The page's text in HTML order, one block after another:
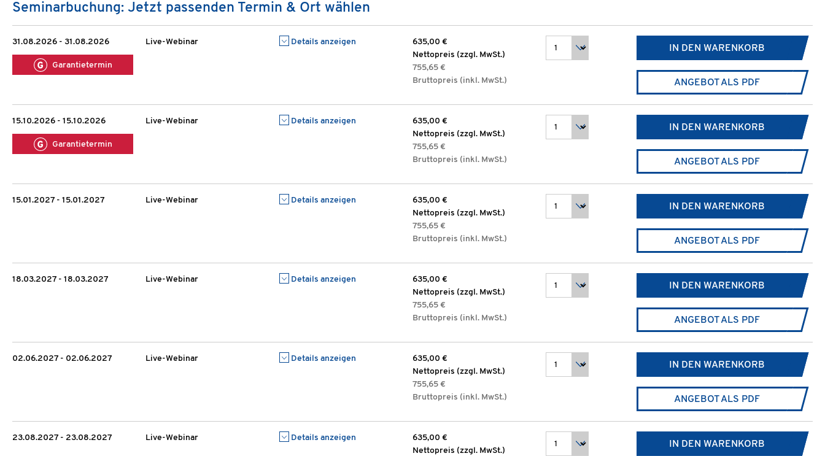
Seminarbuchung: Jetzt passenden Termin & Ort wählen
31.08.2026 - 31.08.2026
Garantietermin
Live-Webinar Details anzeigen
635,00 €
Nettopreis (zzgl. MwSt.)
755,65 €
Bruttopreis (inkl. MwSt.)
IN DEN WARENKORB
ANGEBOT ALS PDF
15.10.2026 - 15.10.2026
Garantietermin
Live-Webinar Details anzeigen
635,00 €
Nettopreis (zzgl. MwSt.)
755,65 €
Bruttopreis (inkl. MwSt.)
IN DEN WARENKORB
ANGEBOT ALS PDF
15.01.2027 - 15.01.2027 Live-Webinar Details anzeigen
635,00 €
Nettopreis (zzgl. MwSt.)
755,65 €
Bruttopreis (inkl. MwSt.)
IN DEN WARENKORB
ANGEBOT ALS PDF
18.03.2027 - 18.03.2027 Live-Webinar Details anzeigen
635,00 €
Nettopreis (zzgl. MwSt.)
755,65 €
Bruttopreis (inkl. MwSt.)
IN DEN WARENKORB
ANGEBOT ALS PDF
02.06.2027 - 02.06.2027 Live-Webinar Details anzeigen
635,00 €
Nettopreis (zzgl. MwSt.)
755,65 €
Bruttopreis (inkl. MwSt.)
IN DEN WARENKORB
ANGEBOT ALS PDF
23.08.2027 - 23.08.2027 Live-Webinar Details anzeigen
635,00 €
Nettopreis (zzgl. MwSt.)
IN DEN WARENKORB